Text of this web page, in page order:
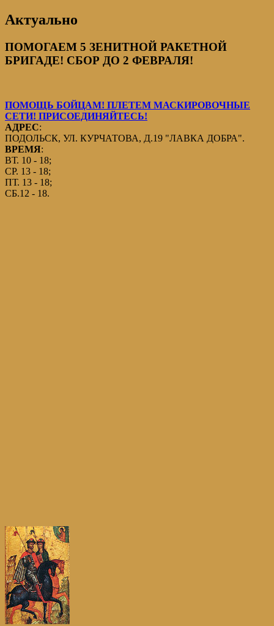
Актуально
ПОМОГАЕМ 5 ЗЕНИТНОЙ РАКЕТНОЙ
БРИГАДЕ! СБОР ДО 2 ФЕВРАЛЯ!
ПОМОЩЬ БОЙЦАМ! ПЛЕТЕМ МАСКИРОВОЧНЫЕ
СЕТИ! ПРИСОЕДИНЯЙТЕСЬ!
АДРЕС:
ПОДОЛЬСК, УЛ. КУРЧАТОВА, Д.19 "ЛАВКА ДОБРА".
ВРЕМЯ:
ВТ. 10 - 18;
СР. 13 - 18;
ПТ. 13 - 18;
СБ.12 - 18.